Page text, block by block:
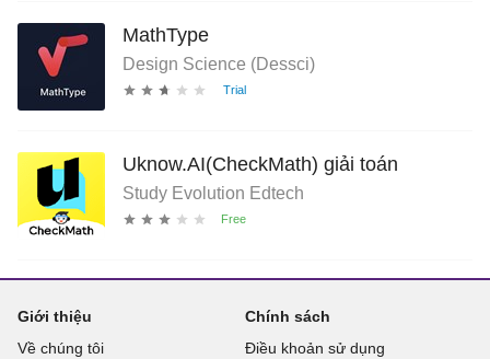
MathType
Design Science (Dessci)
Uknow.AI(CheckMath) giải toán
Study Evolution Edtech
Giới thiệu
Về chúng tôi
Chính sách
Điều khoản sử dụng